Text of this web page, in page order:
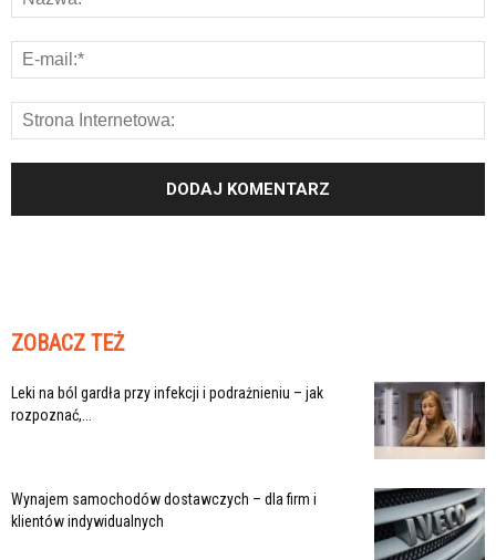
ZOBACZ TEŻ
Leki na ból gardła przy infekcji i podrażnieniu – jak
rozpoznać,...
Wynajem samochodów dostawczych – dla firm i
klientów indywidualnych